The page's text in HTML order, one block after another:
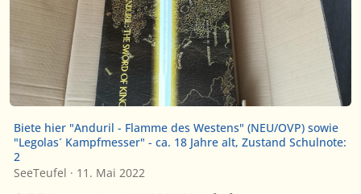
Biete hier "Anduril - Flamme des Westens" (NEU/OVP) sowie
"Legolas´ Kampfmesser" - ca. 18 Jahre alt, Zustand Schulnote:
2
SeeTeufel · 11. Mai 2022